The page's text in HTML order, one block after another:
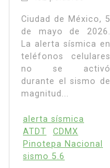
Ciudad de México, 5
de mayo de 2026.
La alerta sísmica en
teléfonos celulares
no se activó
durante el sismo de
magnitud...
alerta sísmica
ATDT
CDMX
Pinotepa Nacional
sismo 5.6